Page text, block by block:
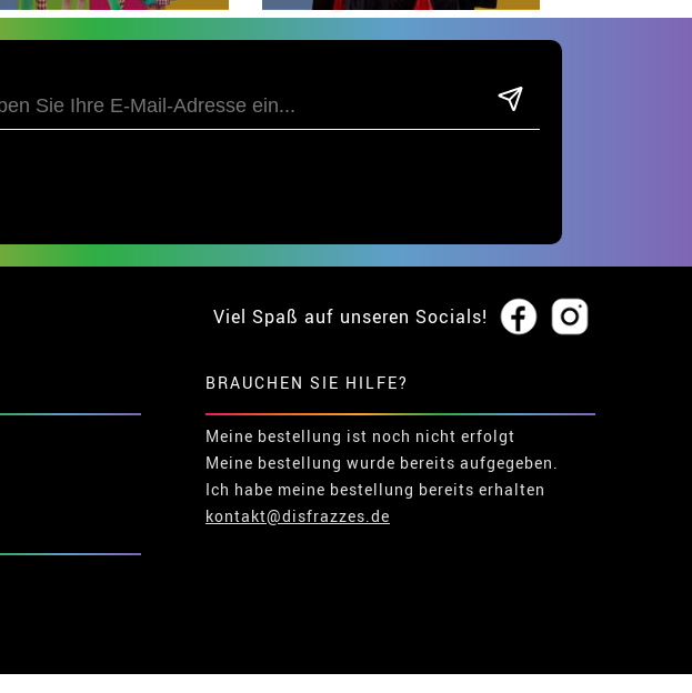
Viel Spaß auf unseren Socials!
BRAUCHEN SIE HILFE?
Meine bestellung ist noch nicht erfolgt
Meine bestellung wurde bereits aufgegeben.
Ich habe meine bestellung bereits erhalten
kontakt@disfrazzes.de